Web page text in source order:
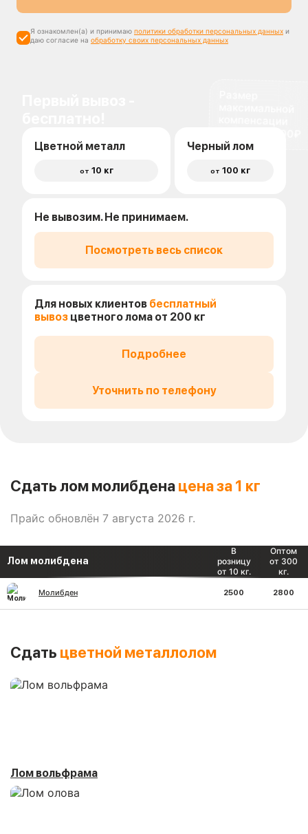
Я ознакомлен(а) и принимаю политики обработки персональных данных и
даю согласие на обработку своих персональных данных
Цветной металл
от 10 кг
Черный лом
от 100 кг
Не вывозим. Не принимаем.
Посмотреть весь список
Для новых клиентов бесплатный
вывоз цветного лома от 200 кг
Подробнее
Уточнить по телефону
Сдать лом молибденацена за 1 кг
Прайс обновлён 7 августа 2026 г.
Лом молибдена
В
розницу
от 10 кг.
Оптом
от 300
кг.
Молибден 2500 2800
Сдать цветной металлолом
Лом вольфрама